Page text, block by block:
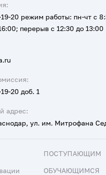
адрес:
ул. им. Митрофана
20 доб. 1
20 режим работы: пн-чт с
перерыв с 12:30 до 13:00
ПОСТУПАЮЩИМ
ОБУЧАЮЩИМСЯ